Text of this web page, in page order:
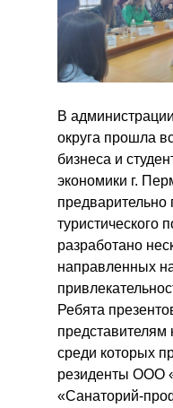
В
округа прошла
бизнеса и
экономики г.
туристического
разработано
направленных
Ребята
представителям
среди которых
резиденты ООО
«Санаторий-